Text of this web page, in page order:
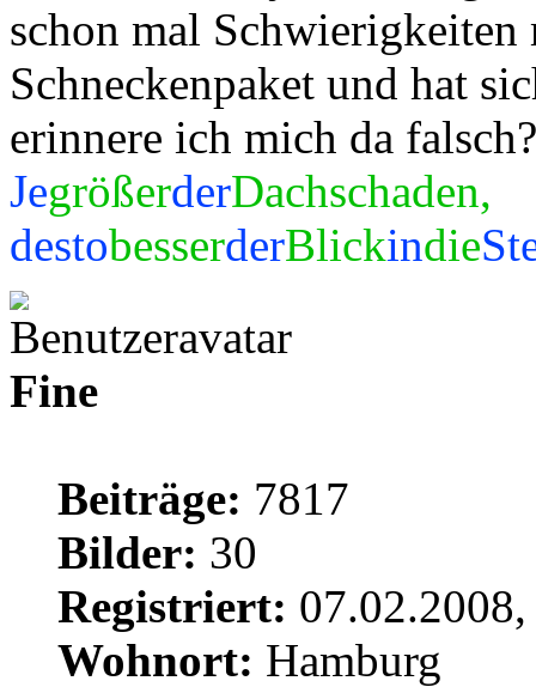
schon mal
Schneckenpaket und hat
erinnere ich mich da
JegrößerderDachschaden,
destobesserderBlickindie
Fine
Beiträge: 7817
Bilder: 30
Registriert:
Wohnort: Hamburg